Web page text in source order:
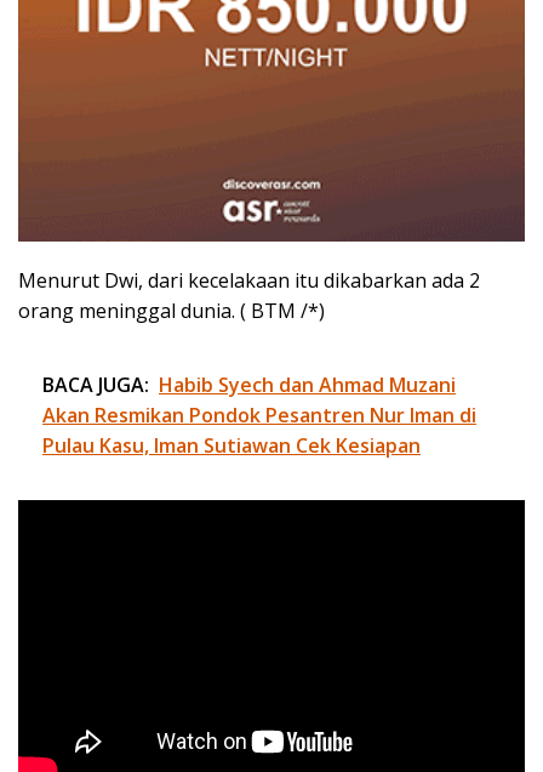
Menurut Dwi, dari kecelakaan itu dikabarkan ada 2
orang meninggal dunia. ( BTM /*)
BACA JUGA: Habib Syech dan Ahmad Muzani
Akan Resmikan Pondok Pesantren Nur Iman di
Pulau Kasu, Iman Sutiawan Cek Kesiapan